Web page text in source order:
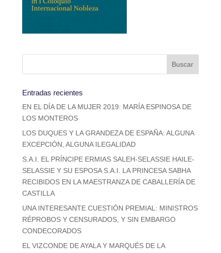
Entradas recientes
EN EL DÍA DE LA MUJER 2019: MARÍA ESPINOSA DE
LOS MONTEROS
LOS DUQUES Y LA GRANDEZA DE ESPAÑA: ALGUNA
EXCEPCIÓN, ALGUNA ILEGALIDAD
S.A.I. EL PRÍNCIPE ERMIAS SALEH-SELASSIE HAILE-
SELASSIE Y SU ESPOSA S.A.I. LA PRINCESA SABHA
RECIBIDOS EN LA MAESTRANZA DE CABALLERÍA DE
CASTILLA
UNA INTERESANTE CUESTIÓN PREMIAL: MINISTROS
RÉPROBOS Y CENSURADOS, Y SIN EMBARGO
CONDECORADOS
EL VIZCONDE DE AYALA Y MARQUÉS DE LA